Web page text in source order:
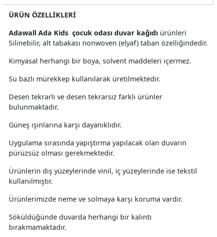
ÜRÜN ÖZELLİKLERİ
Adawall Ada Kids çocuk odası duvar kağıdı ürünleri
Silinebilir, alt tabakası nonwoven (elyaf) taban özelliğindedir.
Kimyasal herhangi bir boya, solvent maddeleri içermez.
Su bazlı mürekkep kullanılarak üretilmektedir.
Desen tekrarlı ve desen tekrarsız farklı ürünler
bulunmaktadır.
Güneş ışınlarına karşı dayanıklıdır.
Uygulama sırasında yapıştırma yapılacak olan duvarın
pürüzsüz olması gerekmektedir.
Ürünlerin dış yüzeylerinde vinil, iç yüzeylerinde ise tekstil
kullanılmıştır.
Ürünlerimizde neme ve solmaya karşı koruma vardır.
Söküldüğünde duvarda herhangi bir kalıntı
bırakmamaktadır.